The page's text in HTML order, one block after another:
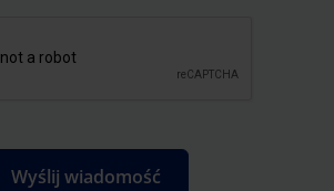
Wyślij wiadomość